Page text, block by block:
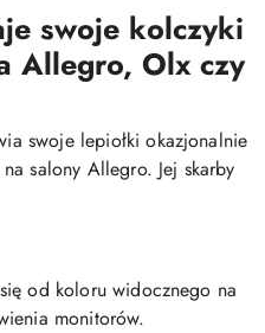
swoje kolczyki
Allegro, Olx czy
swoje lepiołki okazjonalnie
salony Allegro. Jej skarby
od koloru widocznego na
monitorów.